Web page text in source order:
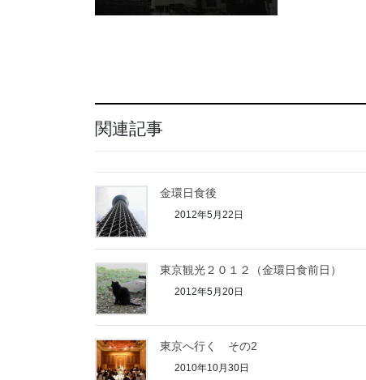
関連記事
金環日食後
2012年5月22日
東京観光２０１２（金環日食前日）
2012年5月20日
東京へ行く その2
2010年10月30日